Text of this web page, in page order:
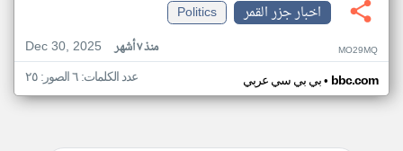
اخبار جزر القمر
Politics
Dec 30, 2025
منذ ٧ أشهر MO29MQ
بي بي سي عربي• bbc.com عدد الكلمات: ٦ الصور: ٢٥